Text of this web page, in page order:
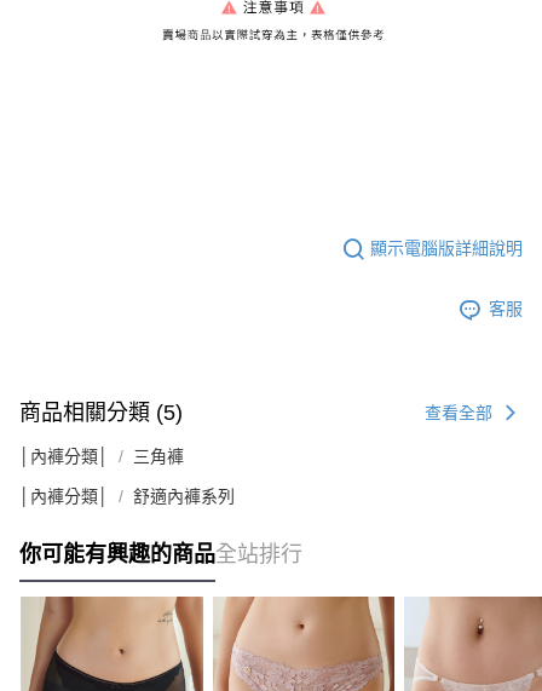
顯示電腦版詳細說明
客服
商品相關分類 (5) 查看全部
│內褲分類│ 三角褲
│內褲分類│ 舒適內褲系列
你可能有興趣的商品全站排行